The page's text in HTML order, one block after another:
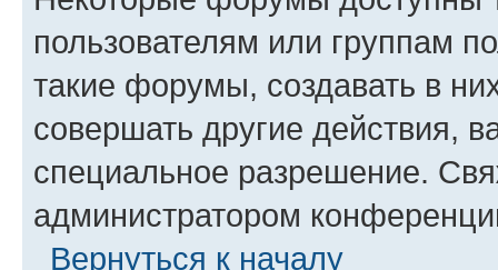
пользователям или группам
такие форумы, создавать в
совершать другие действия,
специальное разрешение.
администратором
Вернуться к началу